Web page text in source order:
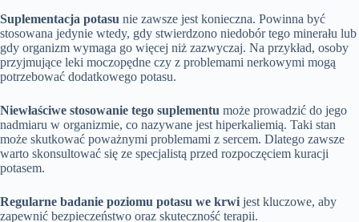
Suplementacja potasu nie zawsze jest konieczna. Powinna być
stosowana jedynie wtedy, gdy stwierdzono niedobór tego minerału lub
gdy organizm wymaga go więcej niż zazwyczaj. Na przykład, osoby
przyjmujące leki moczopędne czy z problemami nerkowymi mogą
potrzebować dodatkowego potasu.
Niewłaściwe stosowanie tego suplementu może prowadzić do jego
nadmiaru w organizmie, co nazywane jest hiperkaliemią. Taki stan
może skutkować poważnymi problemami z sercem. Dlatego zawsze
warto skonsultować się ze specjalistą przed rozpoczęciem kuracji
potasem.
Regularne badanie poziomu potasu we krwi jest kluczowe, aby
zapewnić bezpieczeństwo oraz skuteczność terapii.